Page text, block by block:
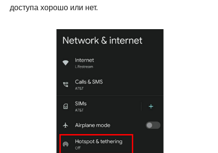
доступа хорошо или нет.